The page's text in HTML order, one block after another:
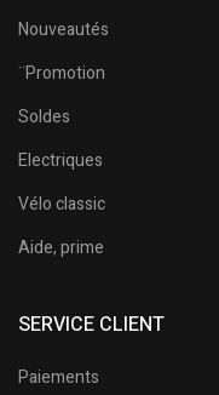
Nouveautés
¨Promotion
Soldes
Electriques
Vélo classic
Aide, prime
SERVICE CLIENT
Paiements